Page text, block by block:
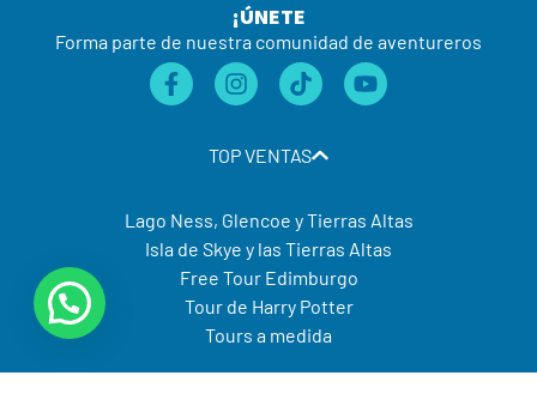
¡ÚNETE
Forma parte de nuestra comunidad de aventureros
TOP VENTAS
Lago Ness, Glencoe y Tierras Altas
Isla de Skye y las Tierras Altas
Free Tour Edimburgo
Tour de Harry Potter
Tours a medida